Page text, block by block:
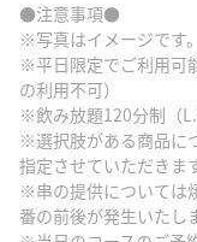
●注意事項●
※写真はイメージです。
※平日限定でご利用可
の利用不可）
※飲み放題120分制（
※選択肢がある商品に
指定させていただきま
※串の提供については
番の前後が発生いたし